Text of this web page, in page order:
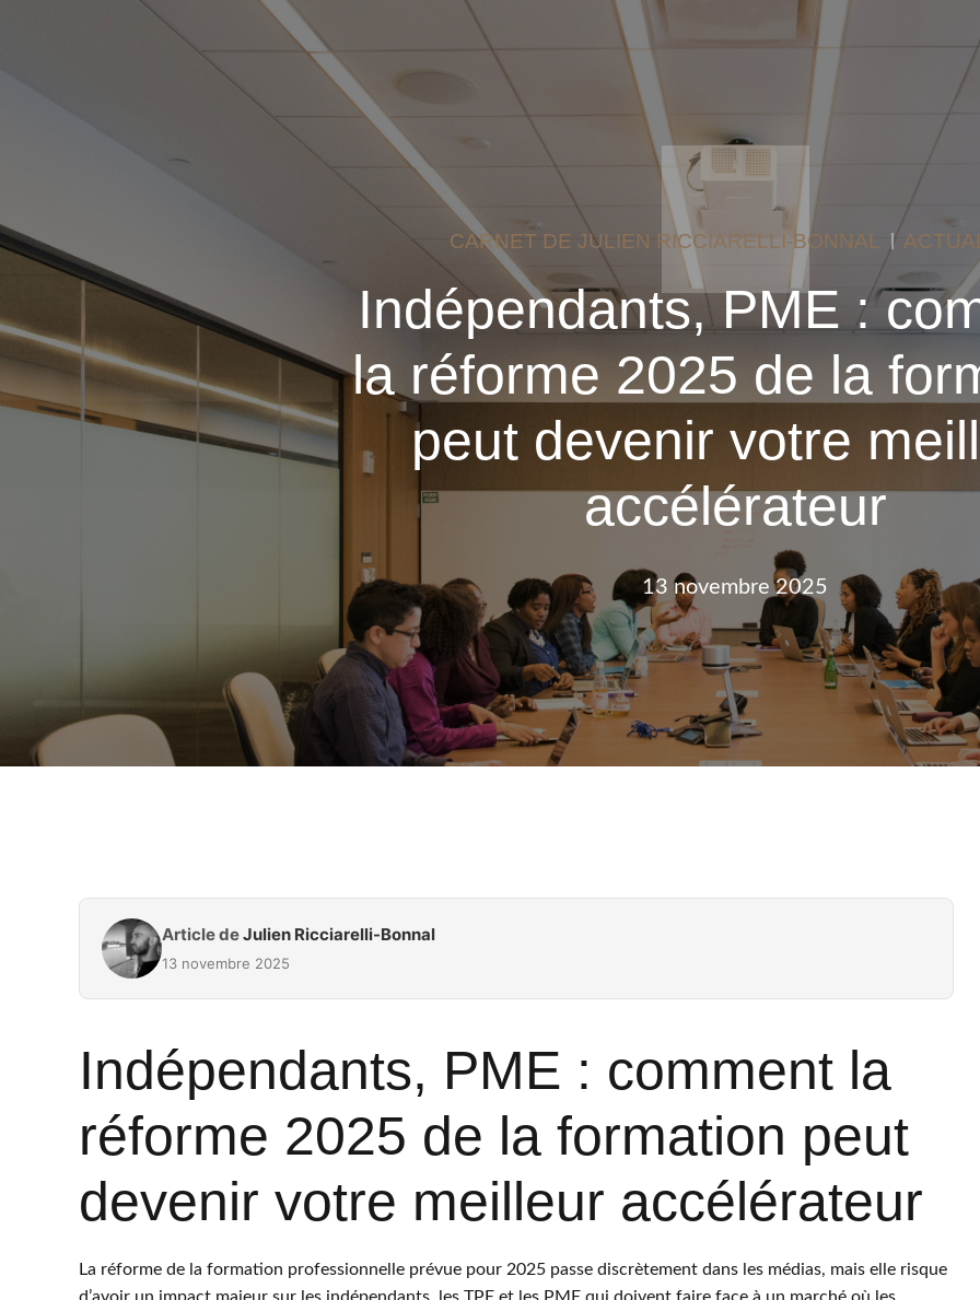
CARNET DE JULIEN RICCIARELLI-BONNAL
Indépendants, PME :
la réforme 2025 de la
peut devenir votre
accélérateur
13 novembre 2025
Article deJulien Ricciarelli-Bonnal
13 novembre 2025
Indépendants, PME : comment la
réforme 2025 de la formation peut
devenir votre meilleur accélérateur
La réforme de la formation professionnelle prévue pour 2025 passe discrètement dans les médias, mais elle risque